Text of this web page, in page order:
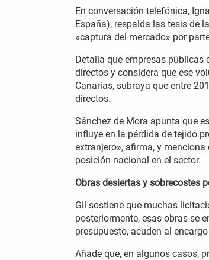
En conversación telefónica,
España), respalda las tesis de
«captura del mercado» por
Detalla que empresas públicas
directos y considera que ese
Canarias, subraya que entre
directos.
Sánchez de Mora apunta que
influye en la pérdida de tejido
extranjero», afirma, y
posición nacional en el sector.
Obras desiertas y sobrecostes
Gil sostiene que muchas
posteriormente, esas obras se
presupuesto, acuden al
Añade que, en algunos casos,